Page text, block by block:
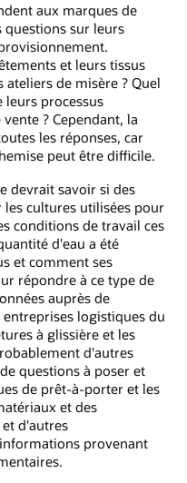
aux marques de
sur leurs
et leurs tissus
de misère ? Quel
processus
? Cependant, la
les réponses, car
peut être difficile.
devrait savoir si des
cultures utilisées pour
conditions de travail ces
d'eau a été
et comment ses
répondre à ce type de
auprès de
logistiques du
à glissière et les
d'autres
questions à poser et
de prêt-à-porter et les
et des
d'autres
provenant